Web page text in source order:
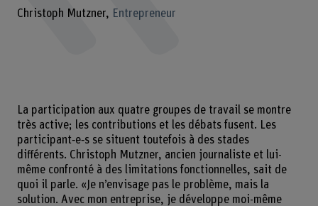
Christoph Mutzner Entrepreneur
La participation aux quatre groupes de travail se montre
très active; les contributions et les débats fusent. Les
participant‑e‑s se situent toutefois à des stades
différents. Christoph Mutzner, ancien journaliste et lui-
même confronté à des limitations fonctionnelles, sait de
quoi il parle. «Je n’envisage pas le problème, mais la
solution. Avec mon entreprise, je développe moi-même